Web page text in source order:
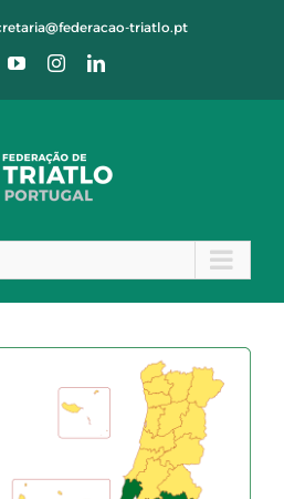
triatlo.pt
YouTubeInstagramLinkedIn